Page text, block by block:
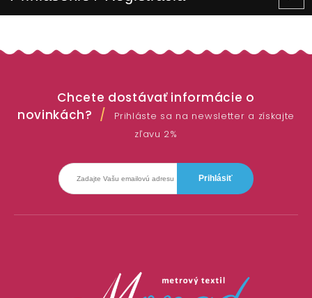
Chcete dostávať informácie o
novinkách?
Prihláste sa na newsletter a získajte
zľavu 2%